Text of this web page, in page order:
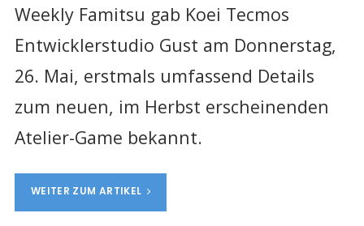
Weekly Famitsu gab Koei Tecmos
Entwicklerstudio Gust am Donnerstag,
26. Mai, erstmals umfassend Details
zum neuen, im Herbst erscheinenden
Atelier-Game bekannt.
WEITER ZUM ARTIKEL